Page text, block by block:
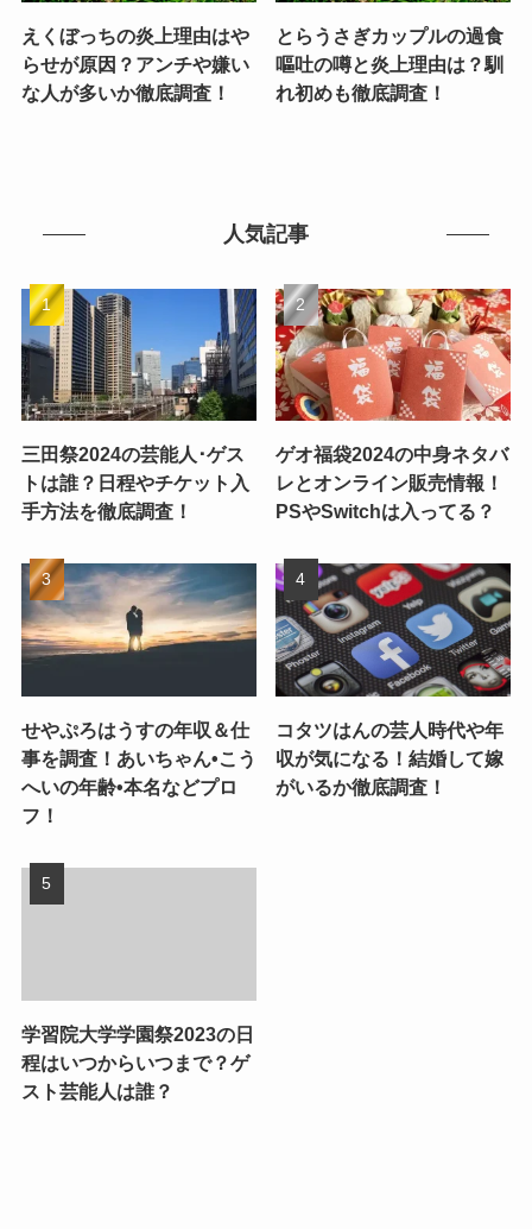
えくぼっちの炎上理由はや
らせが原因？アンチや嫌い
な人が多いか徹底調査！
とらうさぎカップルの過食
嘔吐の噂と炎上理由は？馴
れ初めも徹底調査！
人気記事
三田祭2024の芸能人･ゲス
トは誰？日程やチケット入
手方法を徹底調査！
ゲオ福袋2024の中身ネタバ
レとオンライン販売情報！
PSやSwitchは入ってる？
せやぷろはうすの年収＆仕
事を調査！あいちゃん•こう
へいの年齢•本名などプロ
フ！
コタツはんの芸人時代や年
収が気になる！結婚して嫁
がいるか徹底調査！
学習院大学学園祭2023の日
程はいつからいつまで？ゲ
スト芸能人は誰？